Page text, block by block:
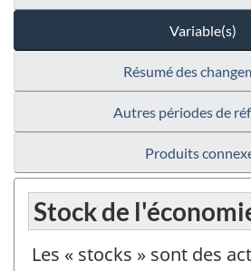
Variable(s)
Résumé des
Autres périodes de
Produits
Stock de
Les « stocks » sont des